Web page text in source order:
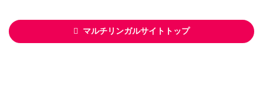
マルチリンガルサイトトップ